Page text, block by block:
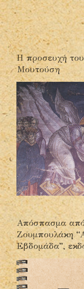
Η προσευχή του
Μουτούση
Απόσπασμα από
Ζουμπουλάκη
Εβδομάδα”,